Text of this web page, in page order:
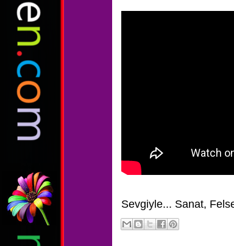
Sevgiyle... Sanat,